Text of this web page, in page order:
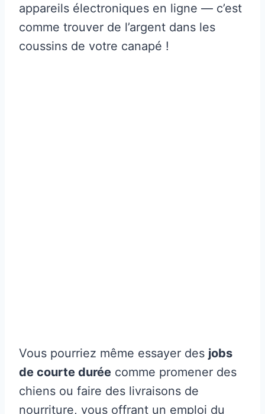
appareils électroniques en ligne — c’est
comme trouver de l’argent dans les
coussins de votre canapé !
Vous pourriez même essayer des jobs
de courte durée comme promener des
chiens ou faire des livraisons de
nourriture, vous offrant un emploi du